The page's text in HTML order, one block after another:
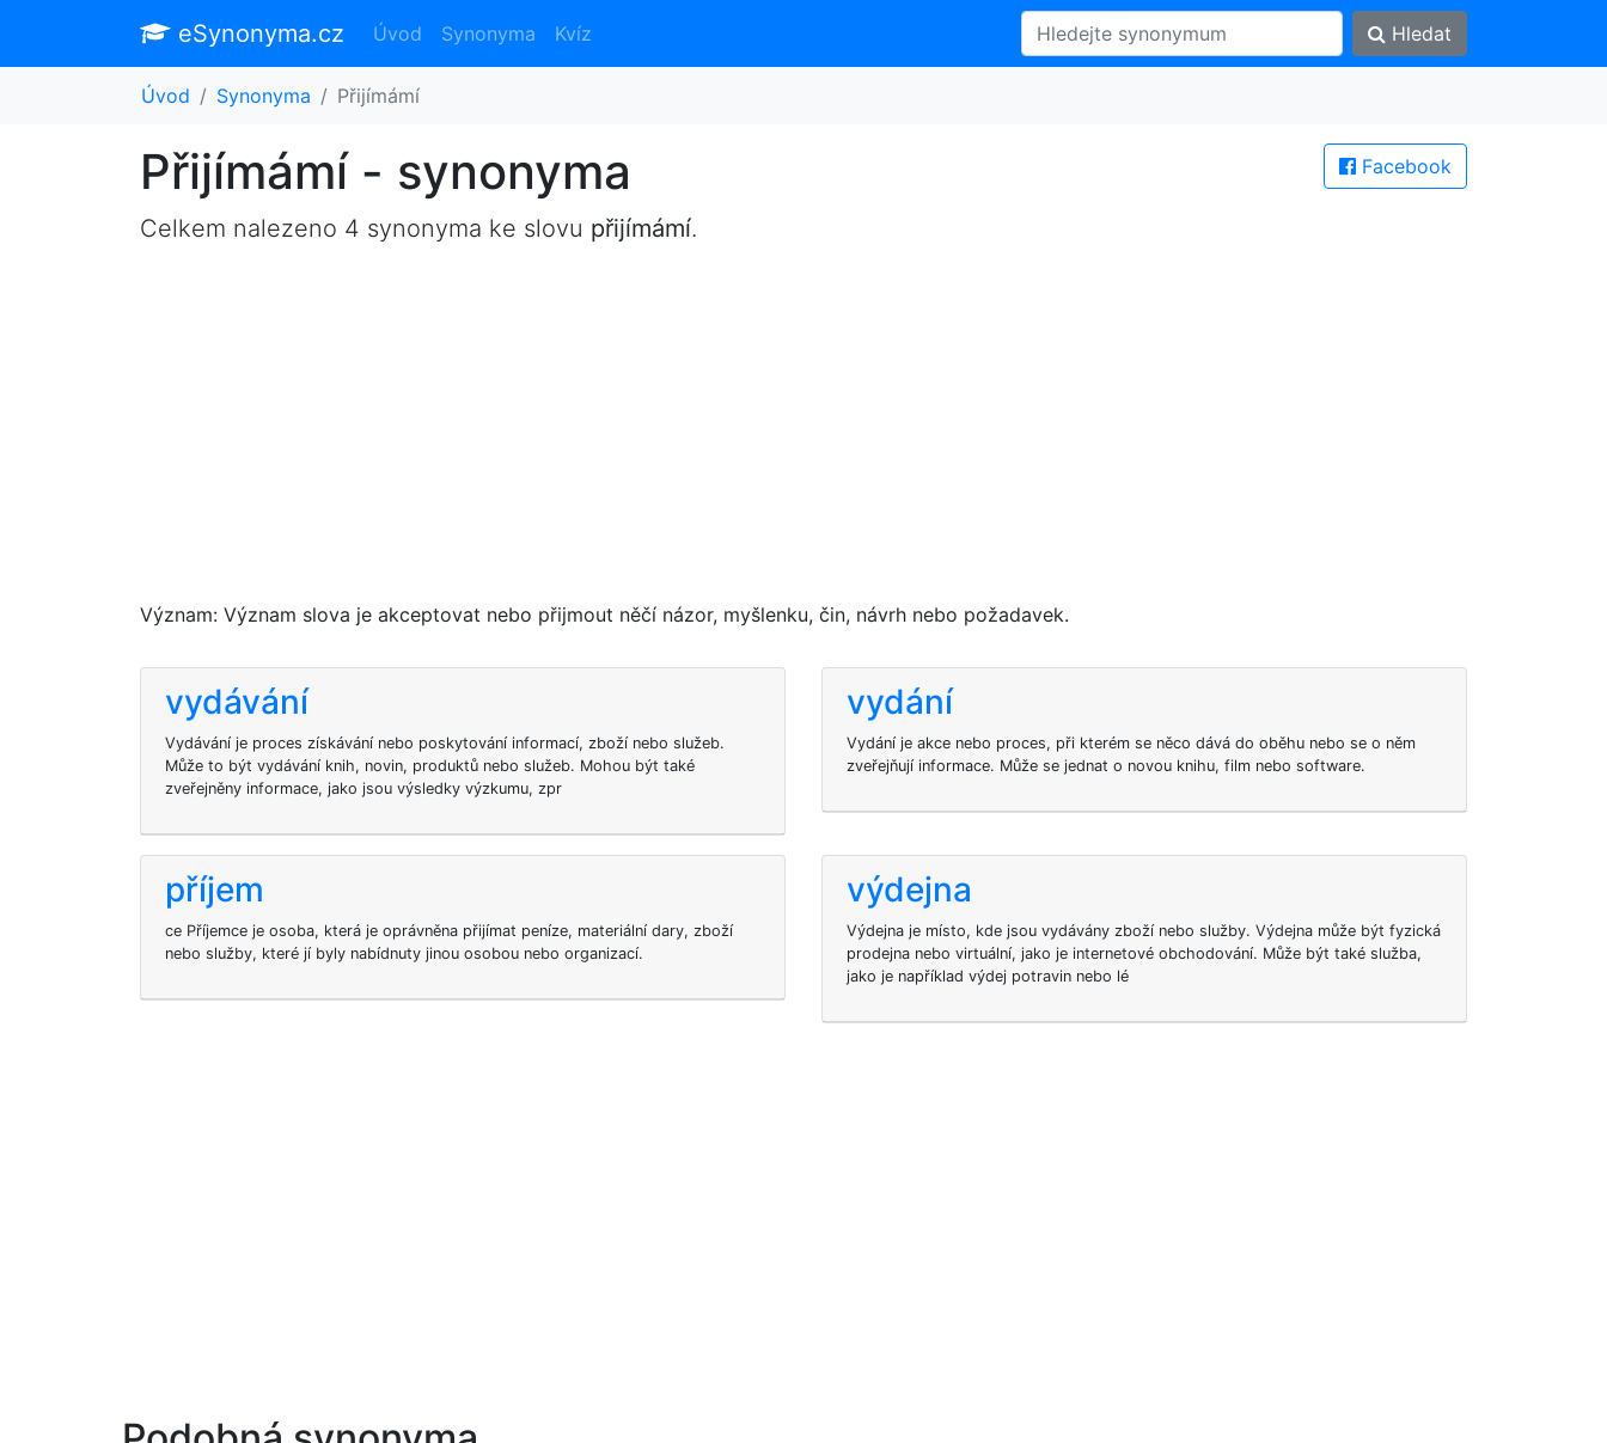
eSynonyma.cz Úvod Synonyma Kvíz Hledat
Úvod Synonyma Přijímámí
Facebook
Přijímámí - synonyma
Celkem nalezeno 4 synonyma ke slovu přijímámí.
Význam: Význam slova je akceptovat nebo přijmout něčí názor, myšlenku, čin, návrh nebo požadavek.
vydávání
Vydávání je proces získávání nebo poskytování informací, zboží nebo služeb.
Může to být vydávání knih, novin, produktů nebo služeb. Mohou být také
zveřejněny informace, jako jsou výsledky výzkumu, zpr
vydání
Vydání je akce nebo proces, při kterém se něco dává do oběhu nebo se o něm
zveřejňují informace. Může se jednat o novou knihu, film nebo software.
příjem
ce Příjemce je osoba, která je oprávněna přijímat peníze, materiální dary, zboží
nebo služby, které jí byly nabídnuty jinou osobou nebo organizací.
výdejna
Výdejna je místo, kde jsou vydávány zboží nebo služby. Výdejna může být fyzická
prodejna nebo virtuální, jako je internetové obchodování. Může být také služba,
jako je například výdej potravin nebo lé